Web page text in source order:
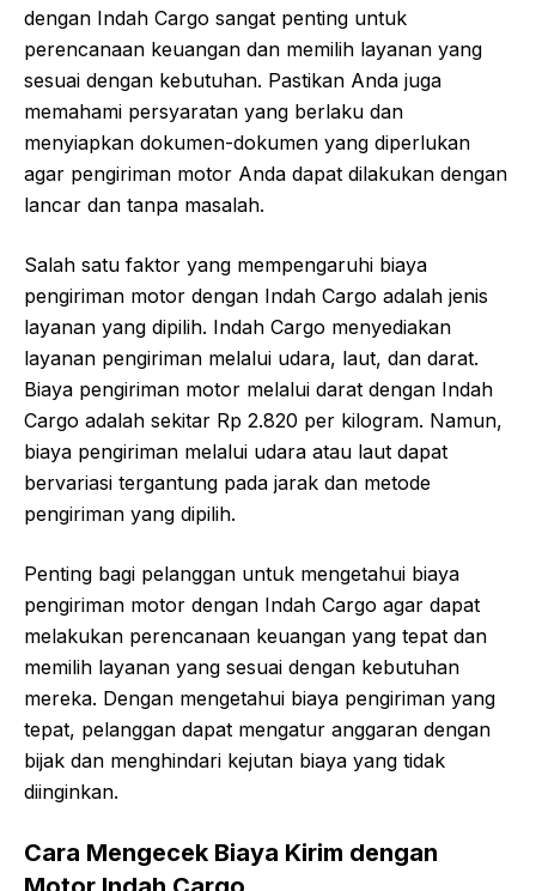
dengan Indah Cargo sangat penting untuk
perencanaan keuangan dan memilih layanan yang
sesuai dengan kebutuhan. Pastikan Anda juga
memahami persyaratan yang berlaku dan
menyiapkan dokumen-dokumen yang diperlukan
agar pengiriman motor Anda dapat dilakukan dengan
lancar dan tanpa masalah.
Salah satu faktor yang mempengaruhi biaya
pengiriman motor dengan Indah Cargo adalah jenis
layanan yang dipilih. Indah Cargo menyediakan
layanan pengiriman melalui udara, laut, dan darat.
Biaya pengiriman motor melalui darat dengan Indah
Cargo adalah sekitar Rp 2.820 per kilogram. Namun,
biaya pengiriman melalui udara atau laut dapat
bervariasi tergantung pada jarak dan metode
pengiriman yang dipilih.
Penting bagi pelanggan untuk mengetahui biaya
pengiriman motor dengan Indah Cargo agar dapat
melakukan perencanaan keuangan yang tepat dan
memilih layanan yang sesuai dengan kebutuhan
mereka. Dengan mengetahui biaya pengiriman yang
tepat, pelanggan dapat mengatur anggaran dengan
bijak dan menghindari kejutan biaya yang tidak
diinginkan.
Cara Mengecek Biaya Kirim dengan